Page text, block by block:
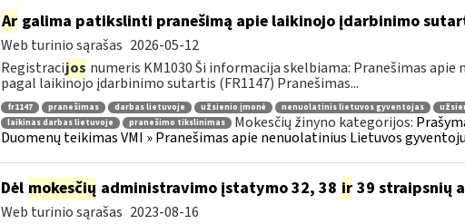
Argalima patikslinti pranešimą apie laikinojo įdarbinimo
Web turinio sąrašas 2026-05-12
Registracijos numeris KM1030 Ši informacija skelbiama: Pranešimas
pagal laikinojo įdarbinimo sutartis (FR1147) Pranešimas...
fr1147 pranešimas darbas lietuvoje užsienio įmonė nenuolatinis lietuvos gyventojas
laikinas darbas lietuvoje
pranešimo tikslinimas Mokesčių žinyno kategorijos:
Duomenų teikimas VMI » Pranešimas apie nenuolatinius Lietuvos
Dėl mokesčių administravimo įstatymo 32, 38 ir39 straipsnių
Web turinio sąrašas 2023-08-16